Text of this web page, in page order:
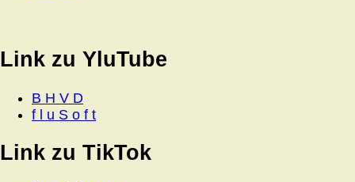
Link zu YluTube
B H V D
f l u S o f t
Link zu TikTok